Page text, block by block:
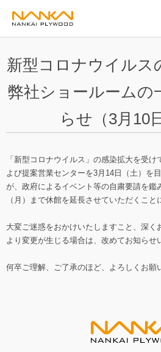
新型コロナウイルス
弊社ショールームの
らせ（3月10
「新型コロナウイルス」の感染拡大を受
よび提案営業センターを3月14日（土）を
が、政府によるイベント等の自粛要請を鑑
（月）まで休館を延長させていただくこと
大変ご迷惑をおかけいたしますこと、深く
より変更が生じる場合は、改めてお知らせ
何卒ご理解、ご了承のほど、よろしくお願